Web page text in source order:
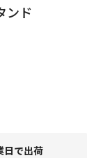
ンド
日で出荷